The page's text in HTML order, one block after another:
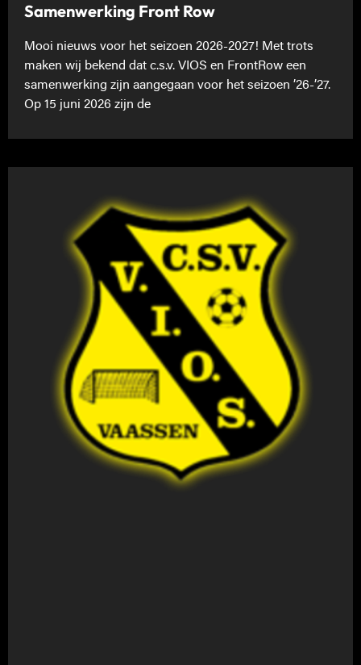
Samenwerking Front Row
Mooi nieuws voor het seizoen 2026-2027! Met trots
maken wij bekend dat c.s.v. VIOS en FrontRow een
samenwerking zijn aangegaan voor het seizoen ’26-’27.
Op 15 juni 2026 zijn de